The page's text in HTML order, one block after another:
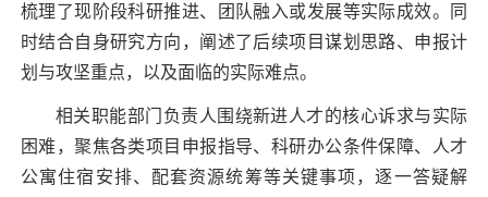
梳理了现阶段科研推进、团队融入或发展等实际成效。同
时结合自身研究方向，阐述了后续项目谋划思路、申报计
划与攻坚重点，以及面临的实际难点。
相关职能部门负责人围绕新进人才的核心诉求与实际
困难，聚焦各类项目申报指导、科研办公条件保障、人才
公寓住宿安排、配套资源统筹等关键事项，逐一答疑解